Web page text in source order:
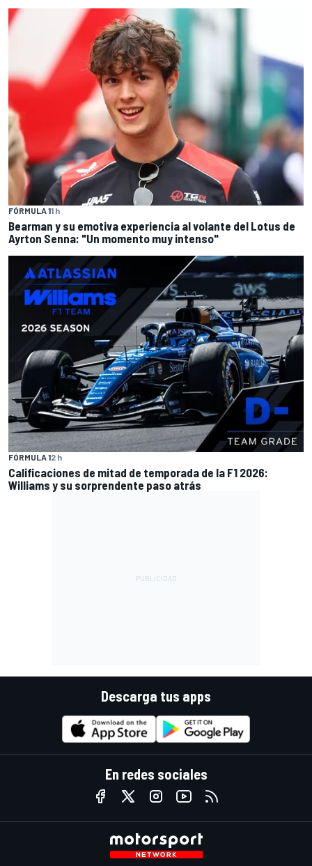
FÓRMULA 11 h
Bearman y su emotiva experiencia al volante del Lotus de
Ayrton Senna: "Un momento muy intenso"
FÓRMULA 12 h
Calificaciones de mitad de temporada de la F1 2026:
Williams y su sorprendente paso atrás
Descarga tus apps
En redes sociales